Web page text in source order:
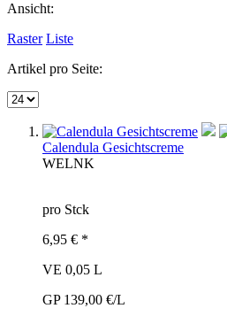
Ansicht:
Raster Liste
Artikel pro Seite:
Calendula Gesichtscreme
WELNK
pro Stck
6,95 € *
VE 0,05 L
GP 139,00 €/L